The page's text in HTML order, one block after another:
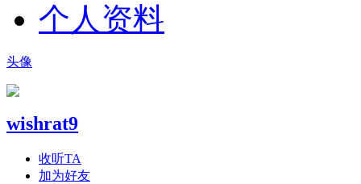
个人资料
头像
wishrat9
收听TA
加为好友